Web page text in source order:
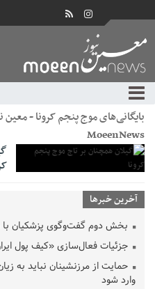
بایگانی‌های موج پنجم کرونا -
MoeenNews
آخرین خبرها
بخش دوم گفت‌وگوی پزشکیان
جزئیات فعال‌سازی «کیف پول
حمایت از مرزنشینان نباید به
وارد شود